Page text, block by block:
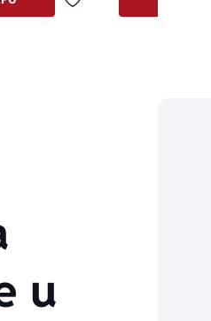
Dodaj u omiljene
u